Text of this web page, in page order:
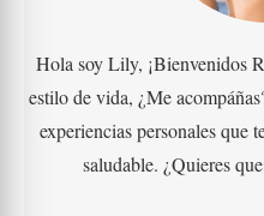
Hola soy Lily, ¡Bienvenidos
estilo de vida, ¿Me
experiencias personales que
saludable. ¿Quieres